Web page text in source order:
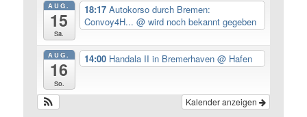
AUG.
15
Sa.
18:17 Autokorso durch Bremen:
Convoy4H... @ wird noch bekannt gegeben
AUG.
16
So.
14:00 Handala II in Bremerhaven @ Hafen
Kalender anzeigen